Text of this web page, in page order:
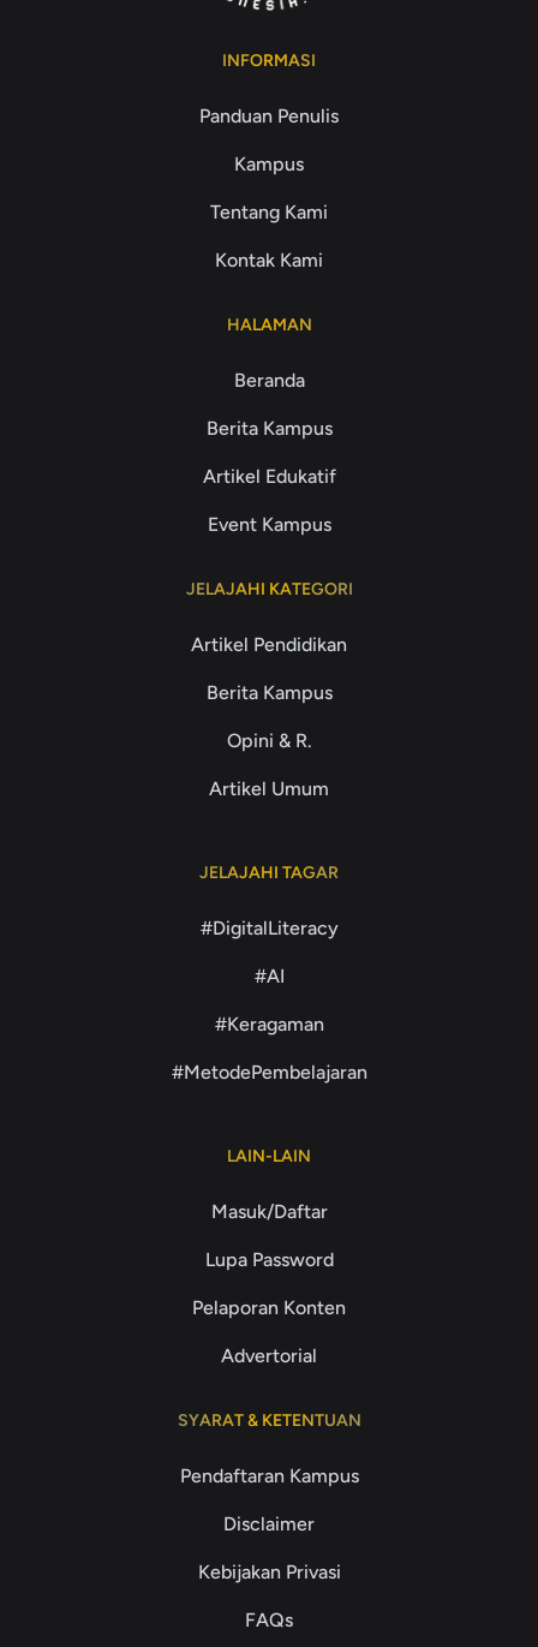
INFORMASI
Panduan Penulis
Kampus
Tentang Kami
Kontak Kami
HALAMAN
Beranda
Berita Kampus
Artikel Edukatif
Event Kampus
JELAJAHI KATEGORI
Artikel Pendidikan
Berita Kampus
Opini & R.
Artikel Umum
JELAJAHI TAGAR
#DigitalLiteracy
#AI
#Keragaman
#MetodePembelajaran
LAIN-LAIN
Masuk/Daftar
Lupa Password
Pelaporan Konten
Advertorial
SYARAT & KETENTUAN
Pendaftaran Kampus
Disclaimer
Kebijakan Privasi
FAQs